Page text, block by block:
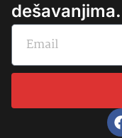
dešavanjima.